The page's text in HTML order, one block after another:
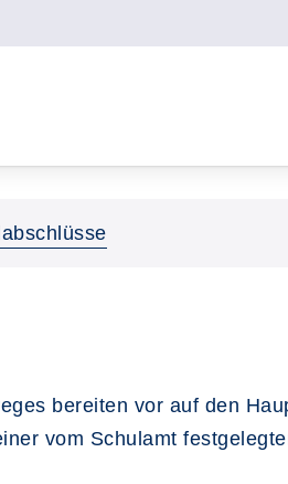
bereiten vor auf den
vom Schulamt